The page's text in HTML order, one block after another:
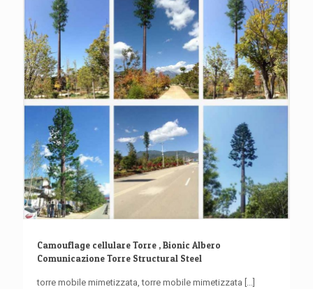
Camouflage cellulare Torre , Bionic Albero
Comunicazione Torre Structural Steel
torre mobile mimetizzata, torre mobile mimetizzata [...]